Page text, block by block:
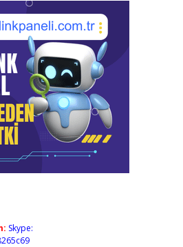
Skype: